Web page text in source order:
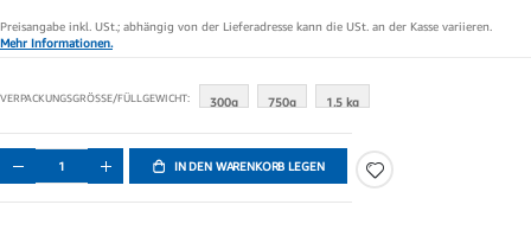
Preisangabe inkl. USt.; abhängig von der Lieferadresse kann die USt. an der Kasse variieren.
Mehr Informationen.
VERPACKUNGSGRÖSSE/FÜLLGEWICHT 300g 750g 1.5 kg
IN DEN WARENKORB LEGEN